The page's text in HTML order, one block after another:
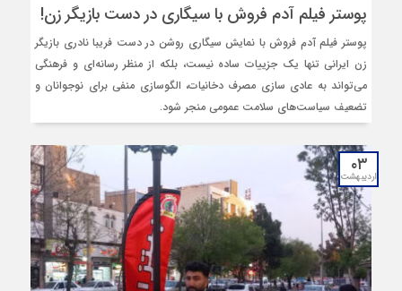
پوستر فیلم آدم فروش با سیگاری در دست بازیگر زن!
پوستر فیلم آدم‌ فروش با نمایش سیگاری روشن در دست فریبا نادری بازیگر
زن ایرانی تنها یک جزییات ساده نیست، بلکه از منظر رسانه‌ای و فرهنگی
می‌تواند به عادی سازی مصرف دخانیات، الگوسازی منفی برای نوجوانان و
تضعیف سیاست‌های سلامت عمومی منجر شود.
۰۳
اردیبهشت